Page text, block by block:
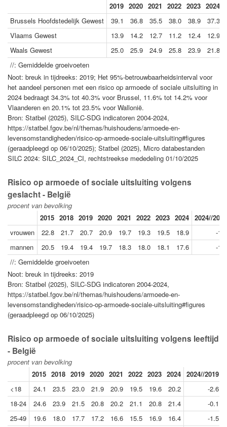
2019 2020 2021 2022 2023 2024
Brussels Hoofdstedelijk Gewest
39.1 36.8 35.5 38.0 38.9
37.3
Vlaams Gewest
13.9 14.2 12.7 11.2 12.4
12.9
Waals Gewest
25.0 25.9 24.9 25.8 23.9
21.8
//: Gemiddelde groeivoeten
Noot: breuk in tijdreeks: 2019; Het 95%-betrouwbaarheidsinterval voor
het aandeel personen met een risico op armoede of sociale uitsluiting in
2024 bedraagt 34.3% tot 40.3% voor Brussel, 11.6% tot 14.2% voor
Vlaanderen en 20.1% tot 23.5% voor Wallonië.
Bron: Statbel (2025), SILC-SDG indicatoren 2004-2024,
https://statbel.fgov.be/nl/themas/huishoudens/armoede-en-
levensomstandigheden/risico-op-armoede-sociale-uitsluiting#figures
(geraadpleegd op 06/10/2025); Statbel (2025), Micro databestanden
SILC 2024: SILC_2024_CI, rechtstreekse mededeling 01/10/2025
Risico op armoede of sociale uitsluiting volgens
geslacht - België
procent van bevolking
2015 2018 2019 2020 2021 2022 2023 2024 2024//2019
vrouwen
22.8 21.7 20.7 20.9 19.7 19.3 19.5 18.9
-1.8
mannen
20.5 19.4 19.4 19.7 18.3 18.0 18.1 17.6
-1.9
//: Gemiddelde groeivoeten
Noot: breuk in tijdreeks: 2019
Bron: Statbel (2025), SILC-SDG indicatoren 2004-2024,
https://statbel.fgov.be/nl/themas/huishoudens/armoede-en-
levensomstandigheden/risico-op-armoede-sociale-uitsluiting#figures
(geraadpleegd op 06/10/2025)
Risico op armoede of sociale uitsluiting volgens leeftijd
- België
procent van bevolking
2015 2018 2019 2020 2021 2022 2023 2024 2024//2019
<18
24.1 23.5 23.0 21.9 20.9 19.5 19.6 20.2
-2.6
18-24
24.6 23.9 21.5 20.8 20.2 21.1 20.8 21.4
-0.1
25-49
19.6 18.0 17.7 17.2 16.6 15.5 16.9 16.4
-1.5